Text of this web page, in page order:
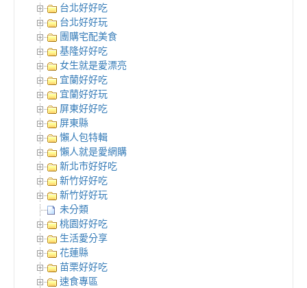
台北好好吃
台北好好玩
團購宅配美食
基隆好好吃
女生就是愛漂亮
宜蘭好好吃
宜蘭好好玩
屏東好好吃
屏東縣
懶人包特輯
懶人就是愛網購
新北市好好吃
新竹好好吃
新竹好好玩
未分類
桃園好好吃
生活愛分享
花蓮縣
苗栗好好吃
速食專區